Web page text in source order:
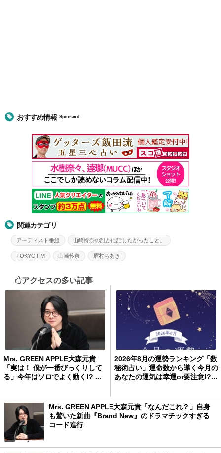
おすすめ情報Sponsord
関連カテゴリ
アーティスト番組 山崎怜奈の誰かに話したかったこと。
TOKYO FM 山崎怜奈 眉村ちあき
アクセスの多い記事
Mrs. GREEN APPLE大森元貴
「実は！ 僕が一番びっくりして
る」今年はソロでよく動く!? ...
2026年8月の運勢ランキング「数
秘術占い」運命数から導く今月の
あなたの運気は幸運or要注意!?...
Mrs. GREEN APPLE大森元貴「なんだこれ？」自身
も驚いた新曲『Brand New』のドラマチックすぎる
コード進行